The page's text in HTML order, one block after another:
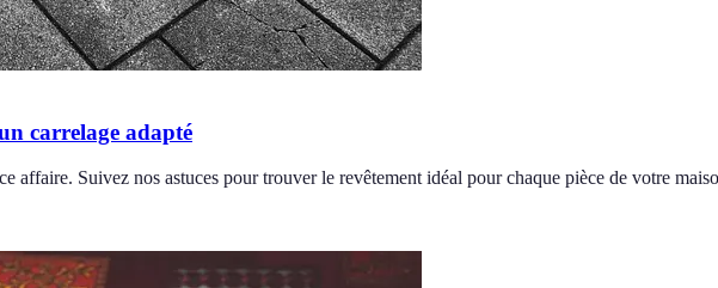
carrelage adapté
affaire. Suivez nos astuces pour trouver le revêtement idéal pour chaque pièce de votre